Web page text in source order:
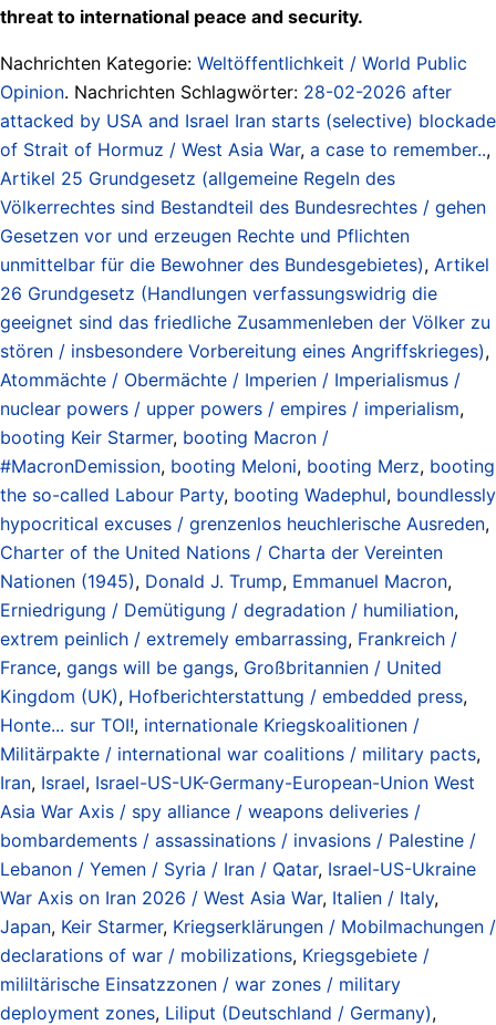
threat to international peace and security.
Nachrichten Kategorie: Weltöffentlichkeit / World Public
Opinion. Nachrichten Schlagwörter: 28-02-2026 after
attacked by USA and Israel Iran starts (selective) blockade
of Strait of Hormuz / West Asia War, a case to remember..,
Artikel 25 Grundgesetz (allgemeine Regeln des
Völkerrechtes sind Bestandteil des Bundesrechtes / gehen
Gesetzen vor und erzeugen Rechte und Pflichten
unmittelbar für die Bewohner des Bundesgebietes), Artikel
26 Grundgesetz (Handlungen verfassungswidrig die
geeignet sind das friedliche Zusammenleben der Völker zu
stören / insbesondere Vorbereitung eines Angriffskrieges),
Atommächte / Obermächte / Imperien / Imperialismus /
nuclear powers / upper powers / empires / imperialism,
booting Keir Starmer, booting Macron /
#MacronDemission, booting Meloni, booting Merz, booting
the so-called Labour Party, booting Wadephul, boundlessly
hypocritical excuses / grenzenlos heuchlerische Ausreden,
Charter of the United Nations / Charta der Vereinten
Nationen (1945), Donald J. Trump, Emmanuel Macron,
Erniedrigung / Demütigung / degradation / humiliation,
extrem peinlich / extremely embarrassing, Frankreich /
France, gangs will be gangs, Großbritannien / United
Kingdom (UK), Hofberichterstattung / embedded press,
Honte... sur TOI!, internationale Kriegskoalitionen /
Militärpakte / international war coalitions / military pacts,
Iran, Israel, Israel-US-UK-Germany-European-Union West
Asia War Axis / spy alliance / weapons deliveries /
bombardements / assassinations / invasions / Palestine /
Lebanon / Yemen / Syria / Iran / Qatar, Israel-US-Ukraine
War Axis on Iran 2026 / West Asia War, Italien / Italy,
Japan, Keir Starmer, Kriegserklärungen / Mobilmachungen /
declarations of war / mobilizations, Kriegsgebiete /
mililtärische Einsatzzonen / war zones / military
deployment zones, Liliput (Deutschland / Germany),